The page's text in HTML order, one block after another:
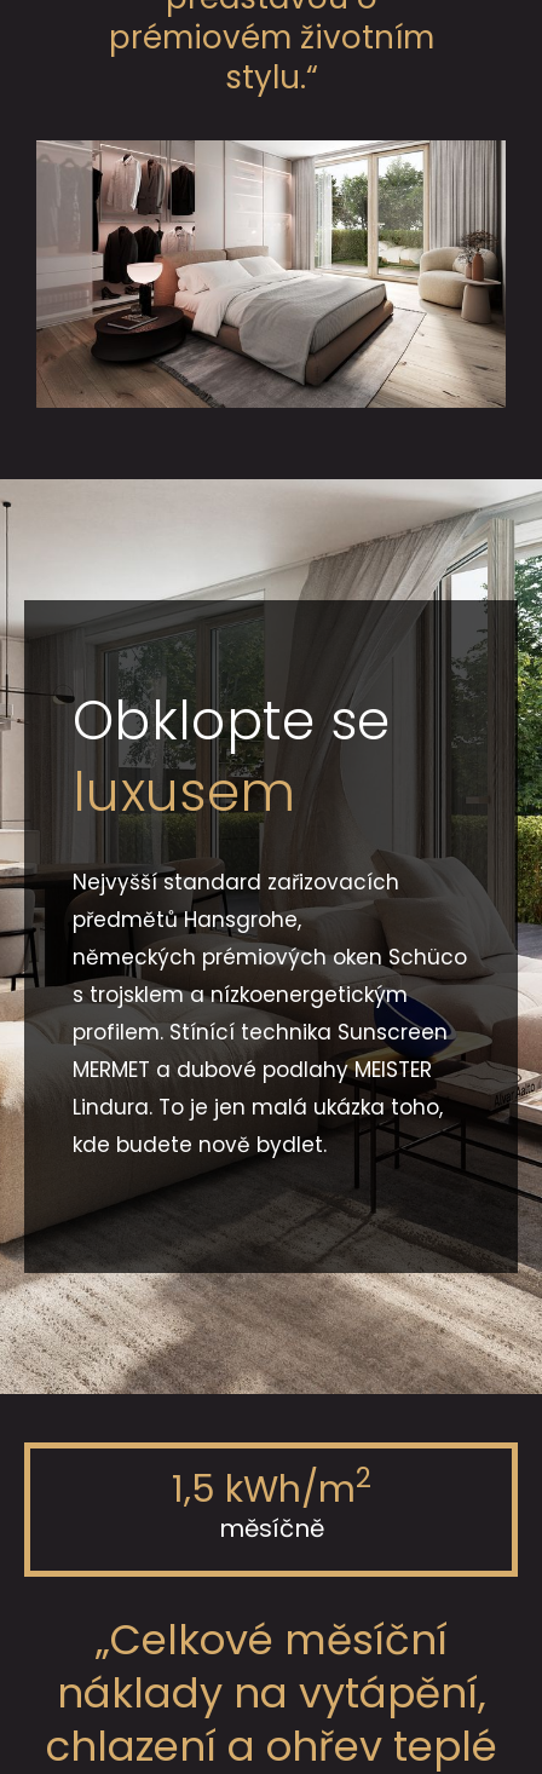
prémiovém životním
stylu.“
Obklopte se
luxusem
Nejvyšší standard zařizovacích
předmětů Hansgrohe,
německých prémiových oken Schüco
s trojsklem a nízkoenergetickým
profilem. Stínící technika Sunscreen
MERMET a dubové podlahy MEISTER
Lindura. To je jen malá ukázka toho,
kde budete nově bydlet.
1,5 kWh/m2
měsíčně
„Celkové měsíční
náklady na vytápění,
chlazení a ohřev teplé